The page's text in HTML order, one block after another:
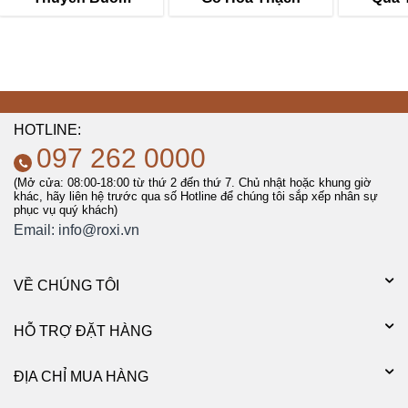
HOTLINE:
097 262 0000
(Mở cửa: 08:00-18:00 từ thứ 2 đến thứ 7. Chủ nhật hoặc khung giờ
khác, hãy liên hệ trước qua số Hotline để chúng tôi sắp xếp nhân sự
phục vụ quý khách)
Email: info@roxi.vn
VỀ CHÚNG TÔI
HỖ TRỢ ĐẶT HÀNG
ĐỊA CHỈ MUA HÀNG